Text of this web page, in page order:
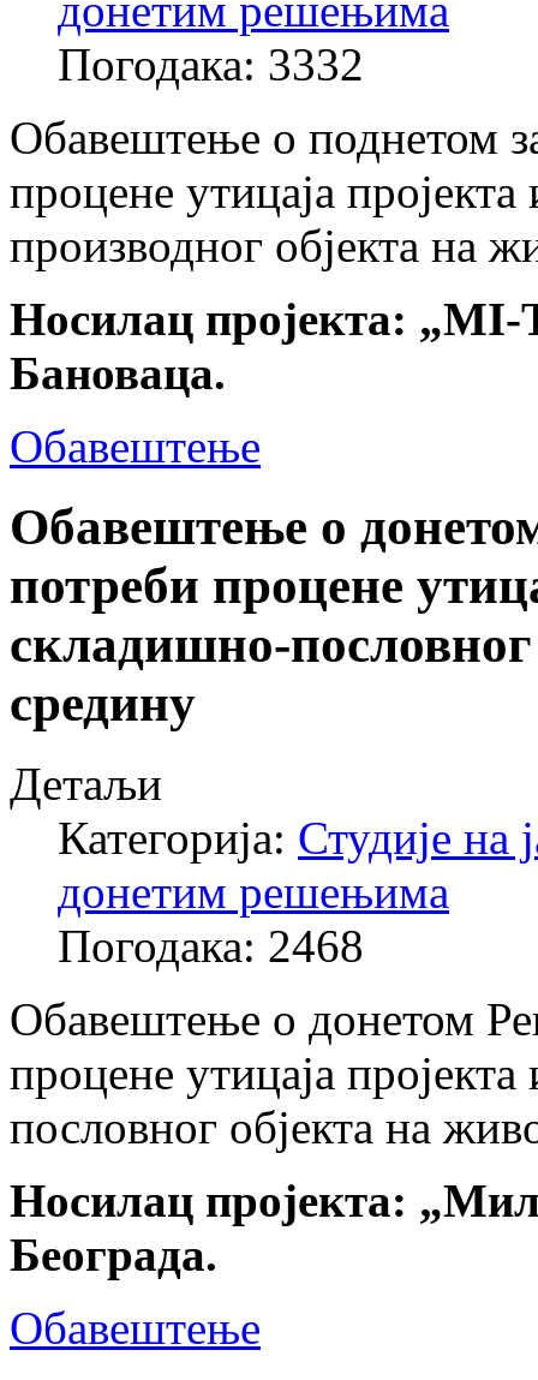
донетим решењима
Погодака: 3332
Обавештење о поднетом
процене утицаја
производног објекта на
Носилац пројекта:
Бановаца.
Обавештење
Обавештење о
потреби процене
складишно-
средину
Детаљи
Категорија: Студије на
донетим решењима
Погодака: 2468
Обавештење о донетом
процене утицаја
пословног објекта на
Носилац пројекта:
Београда.
Обавештење